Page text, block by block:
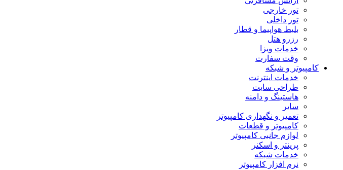
تور خارجی
تور داخلی
بلیط هواپیما و قطار
رزرو هتل
خدمات ویزا
وقت سفارت
کامپیوتر و شبکه
خدمات اینترنت
طراحی سایت
هاستینگ و دامنه
سایر
تعمیر و نگهداری کامپیوتر
کامپیوتر و قطعات
لوازم جانبی کامپیوتر
پرینتر و اسکنر
خدمات شبکه
نرم افزار کامپیوتر